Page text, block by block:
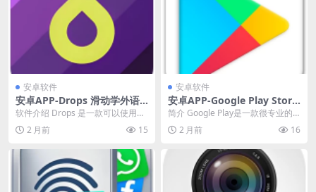
安卓软件
安卓APP-Drops 滑动学外语 v
39.8
软件介绍 Drops 是一款可以使用本
软件进行各种语言学习的软件，平
台通过多种方...
2 月前 15
安卓软件
安卓APP-Google Play Store
（谷歌商店） v51.0.20 版
简介 Google Play是一款很专业的
谷歌应用商店应用，Google Pla...
2 月前 16